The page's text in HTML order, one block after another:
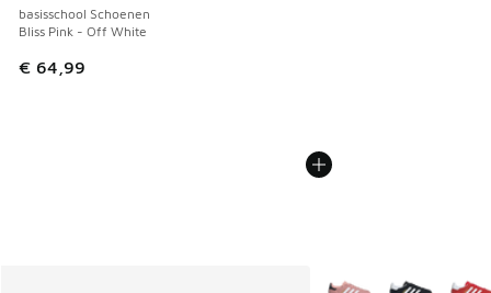
basisschool Schoenen
Bliss Pink - Off White
€ 64,99
Meer kleuren